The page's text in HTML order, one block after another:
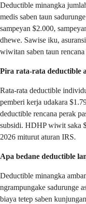
Deductible minangka
medis saben taun
sampeyan $2.000,
dhewe. Sawise iku,
wiwitan saben taun rencana
Pira rata-rata deductible
Rata-rata deductible
pemberi kerja udakara
deductible rencana perak
subsidi. HDHP wiwit saka
2026 miturut aturan IRS.
Apa bedane deductible
Deductible minangka
ngrampungake sadurunge
biaya tetep saben